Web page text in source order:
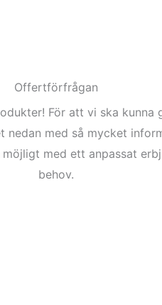
Offertförfrågan
För att vi ska kunna
med så mycket
med ett anpassat
behov.